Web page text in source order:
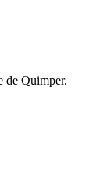
de Quimper.